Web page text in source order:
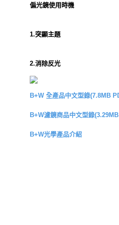
偏光鏡使用時機
1.突顯主題
2.消除反光
B+W 全產品中文型錄(7.8MB
B+W濾鏡商品中文型錄
B+W光學產品介紹